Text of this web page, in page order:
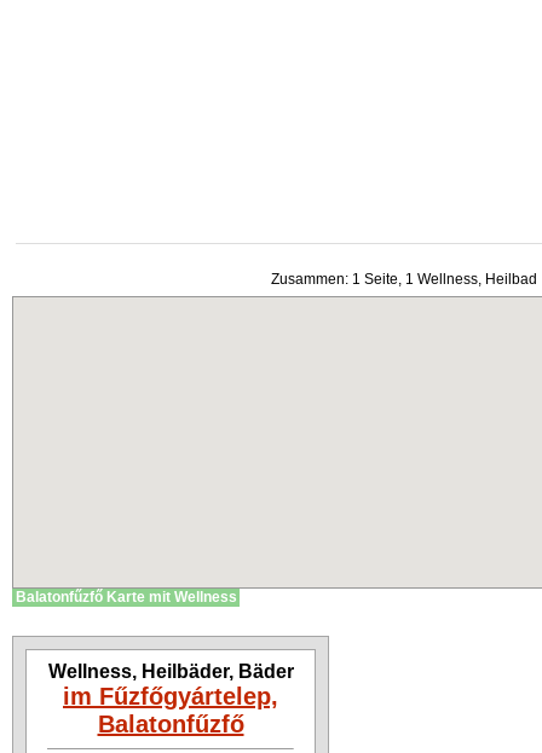
Zusammen: 1 Seite, 1 Wellness, Heilbad
Balatonfűzfő Karte mit Wellness
Wellness, Heilbäder, Bäder
im Fűzfőgyártelep,
Balatonfűzfő